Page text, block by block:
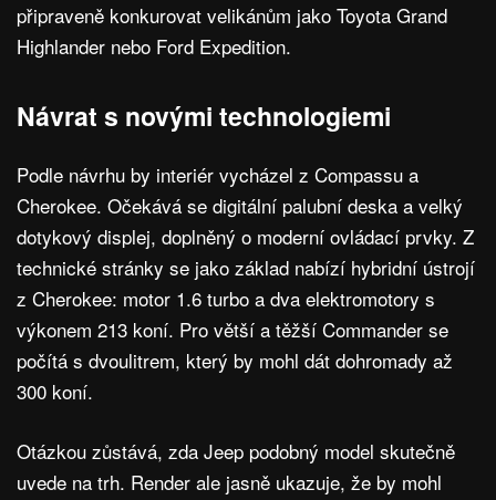
připraveně konkurovat velikánům jako Toyota Grand
Highlander nebo Ford Expedition.
Návrat s novými technologiemi
Podle návrhu by interiér vycházel z Compassu a
Cherokee. Očekává se digitální palubní deska a velký
dotykový displej, doplněný o moderní ovládací prvky. Z
technické stránky se jako základ nabízí hybridní ústrojí
z Cherokee: motor 1.6 turbo a dva elektromotory s
výkonem 213 koní. Pro větší a těžší Commander se
počítá s dvoulitrem, který by mohl dát dohromady až
300 koní.
Otázkou zůstává, zda Jeep podobný model skutečně
uvede na trh. Render ale jasně ukazuje, že by mohl